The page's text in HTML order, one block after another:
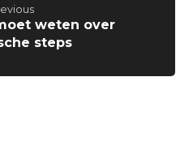
weten over
steps